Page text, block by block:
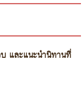
และแนะนำนิทานที่